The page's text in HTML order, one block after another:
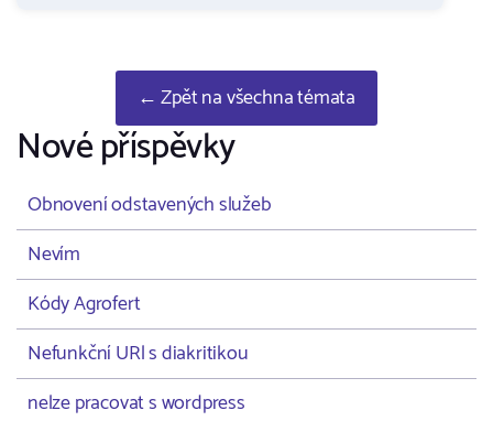
← Zpět na všechna témata
Nové příspěvky
Obnovení odstavených služeb
Nevím
Kódy Agrofert
Nefunkční URl s diakritikou
nelze pracovat s wordpress